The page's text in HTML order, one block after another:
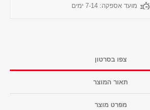
מועד אספקה: 7-14 ימים
צפו בסרטון
תאור המוצר
מפרט מוצר